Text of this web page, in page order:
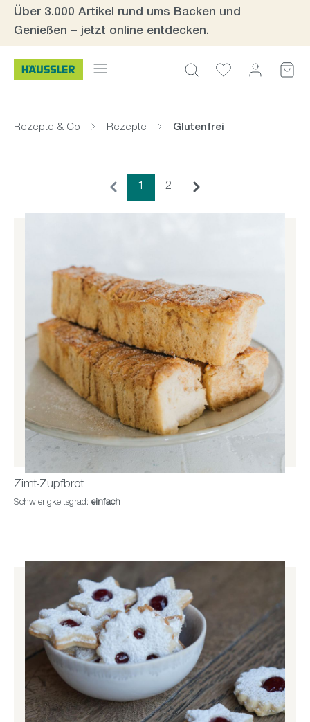
Zum Hauptinhalt springen
Über 3.000 Artikel rund ums Backen und
Genießen – jetzt online entdecken.
Rezepte & Co Rezepte Glutenfrei
Seite
1 Seite
2
Zimt-Zupfbrot
Schwierigkeitsgrad: einfach